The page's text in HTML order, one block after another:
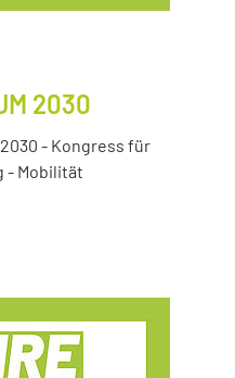
2030
- Kongress für
- Mobilität